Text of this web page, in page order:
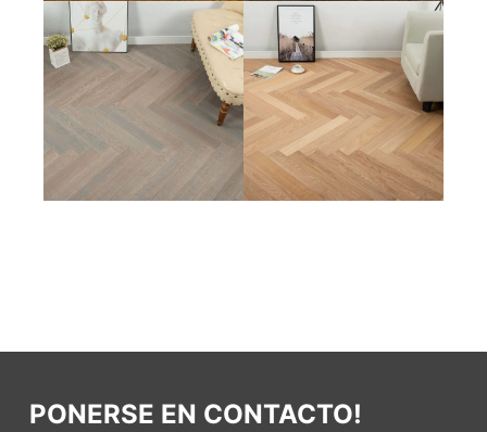
PONERSE EN CONTACTO!